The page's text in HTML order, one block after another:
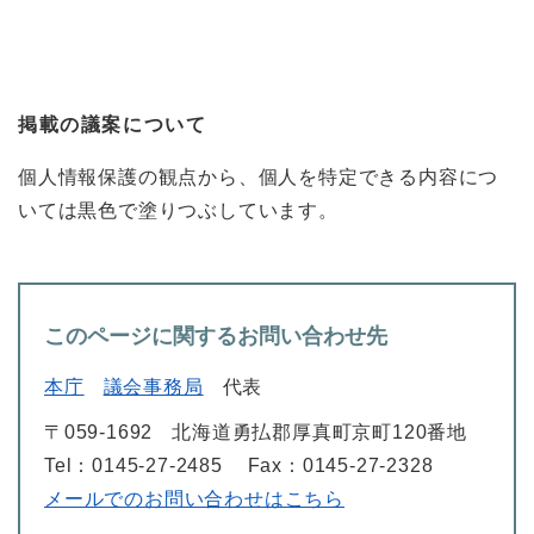
掲載の議案について
個人情報保護の観点から、個人を特定できる内容につ
いては黒色で塗りつぶしています。
このページに関するお問い合わせ先
本庁 議会事務局 代表
〒059-1692
北海道勇払郡厚真町京町120番地
Tel：0145-27-2485
Fax：0145-27-2328
メールでのお問い合わせはこちら